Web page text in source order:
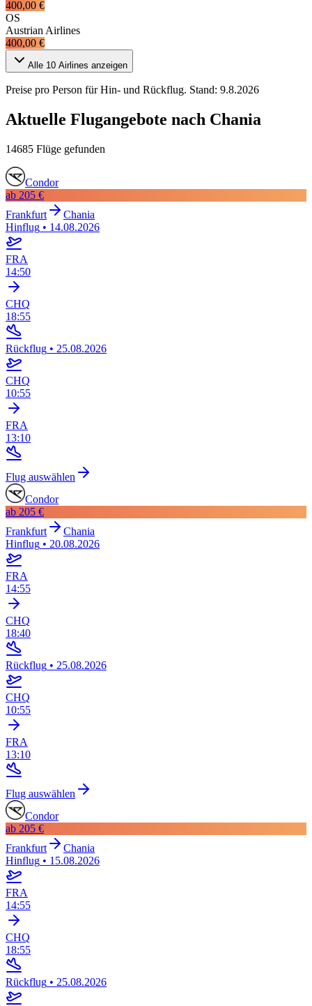
400,00 €
OS
Austrian Airlines
400,00 €
Alle 10 Airlines anzeigen
Preise pro Person für Hin- und Rückflug. Stand: 9.8.2026
Aktuelle Flugangebote nach Chania
14685 Flüge gefunden
Condor
ab 205 €
Frankfurt
Chania
Hinflug • 14.08.2026
FRA
14:50
CHQ
18:55
Rückflug • 25.08.2026
CHQ
10:55
FRA
13:10
Flug auswählen
Condor
ab 205 €
Frankfurt
Chania
Hinflug • 20.08.2026
FRA
14:55
CHQ
18:40
Rückflug • 25.08.2026
CHQ
10:55
FRA
13:10
Flug auswählen
Condor
ab 205 €
Frankfurt
Chania
Hinflug • 15.08.2026
FRA
14:55
CHQ
18:55
Rückflug • 25.08.2026